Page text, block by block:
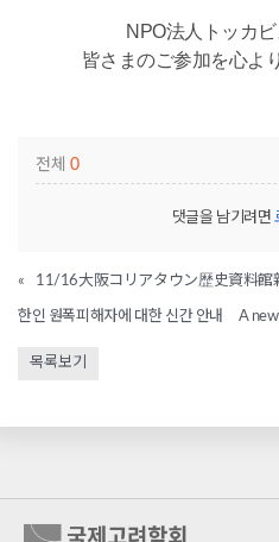
NPO法人トッカビ
皆さまのご参加を心よ
전체 0
댓글을 남기려면
« 11/16大阪コリアタウン歴史資料館
목록보기